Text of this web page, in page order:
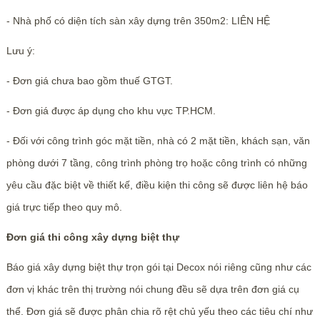
- Nhà phố có diện tích sàn xây dựng trên 350m2: LIÊN HỆ
Lưu ý:
- Đơn giá chưa bao gồm thuế GTGT.
- Đơn giá được áp dụng cho khu vực TP.HCM.
- Đối với công trình góc mặt tiền, nhà có 2 mặt tiền, khách sạn, văn
phòng dưới 7 tầng, công trình phòng trọ hoặc công trình có những
yêu cầu đặc biệt về thiết kế, điều kiện thi công sẽ được liên hệ báo
giá trực tiếp theo quy mô.
Đơn giá thi công xây dựng biệt thự
Báo giá xây dựng biệt thự trọn gói tại Decox nói riêng cũng như các
đơn vị khác trên thị trường nói chung đều sẽ dựa trên đơn giá cụ
thể. Đơn giá sẽ được phân chia rõ rệt chủ yếu theo các tiêu chí như